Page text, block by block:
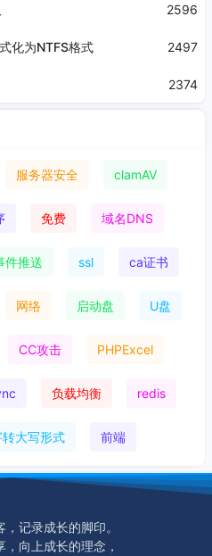
2596
化为NTFS格式 2497
2374
服务器安全 clamAV
免费 域名DNS
件推送 ssl ca证书
网络 启动盘 U盘
CC攻击 PHPExcel
负载均衡 redis
大写形式 前端
，记录成长的脚印。
，向上成长的理念，